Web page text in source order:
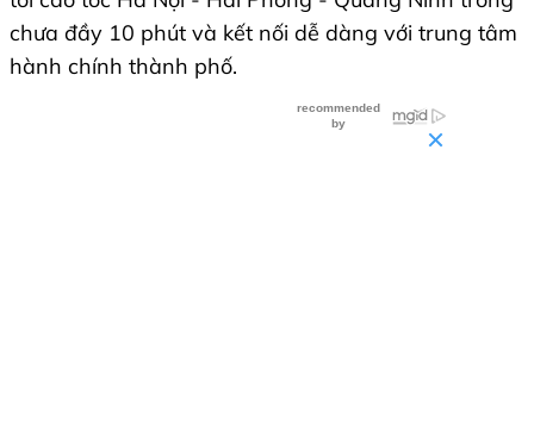
chưa đầy 10 phút và kết nối dễ dàng với trung tâm
hành chính thành phố.